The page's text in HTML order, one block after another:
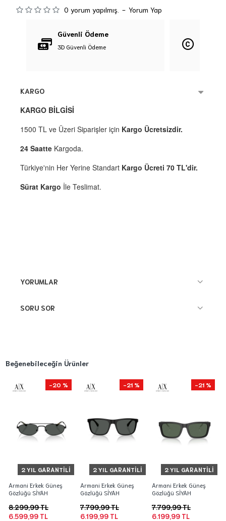
0 yorum yapılmış. - Yorum Yap
Güvenli Ödeme
3D Güvenli Ödeme
KARGO
KARGO BİLGİSİ
1500 TL ve Üzeri Siparişler için Kargo Ücretsizdir.
24 Saatte Kargoda.
Türkiye'nin Her Yerine Standart Kargo Ücreti 70 TL'dir.
Sürat Kargo İle Teslimat.
YORUMLAR
SORU SOR
Beğenebileceğin Ürünler
2 YIL GARANTILI
-20 %
Armani Erkek Güneş
Gözlüğü SİYAH
6.599,99 TL
8.299,99 TL
2 YIL GARANTILI
-21 %
Armani Erkek Güneş
Gözlüğü SİYAH
6.199,99 TL
7.799,99 TL
2 YIL GARANTILI
-21 %
Armani Erkek Güneş
Gözlüğü SİYAH
6.199,99 TL
7.799,99 TL